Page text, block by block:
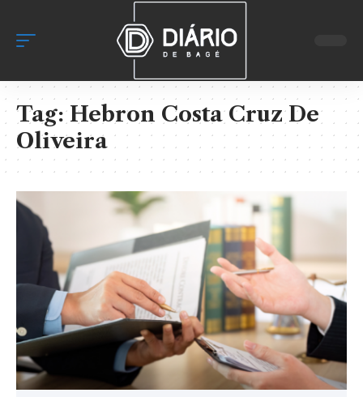
Tag:Hebron Costa Cruz De
Oliveira